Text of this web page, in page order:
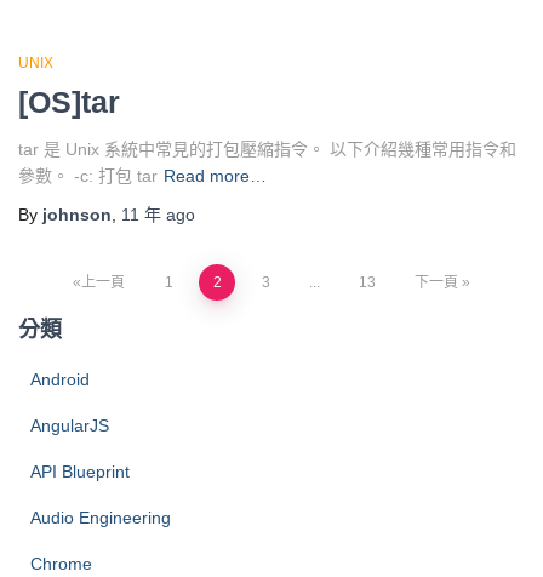
UNIX
[OS]tar
tar 是 Unix 系統中常見的打包壓縮指令。 以下介紹幾種常用指令和
參數。 -c: 打包 tar Read more…
By johnson, 11 年 ago
章
上一頁 1 2 3 ... 13 下一頁
分類
Android
AngularJS
API Blueprint
Audio Engineering
Chrome